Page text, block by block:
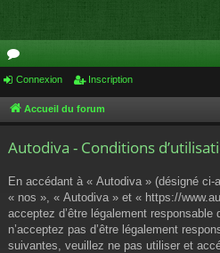
or
u
Connexion Inscription
Accueil du forum
Autodiva - Conditions
En accédant à « Autodiva » (désigné ci-
« nos », « Autodiva » et « https://
acceptez d’être légalement
n’acceptez pas d’être légalement
suivantes, veuillez ne pas utiliser et